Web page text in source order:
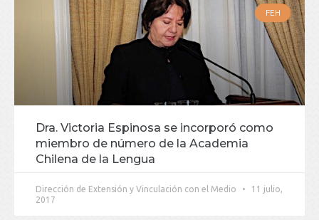
FEH
Dra. Victoria Espinosa se incorporó como
miembro de número de la Academia
Chilena de la Lengua
Dirección de Extensión y Vinculación con el Medio
11 julio,
2017